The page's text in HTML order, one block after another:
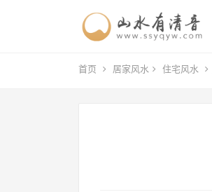
首页 居家风水 住宅风水